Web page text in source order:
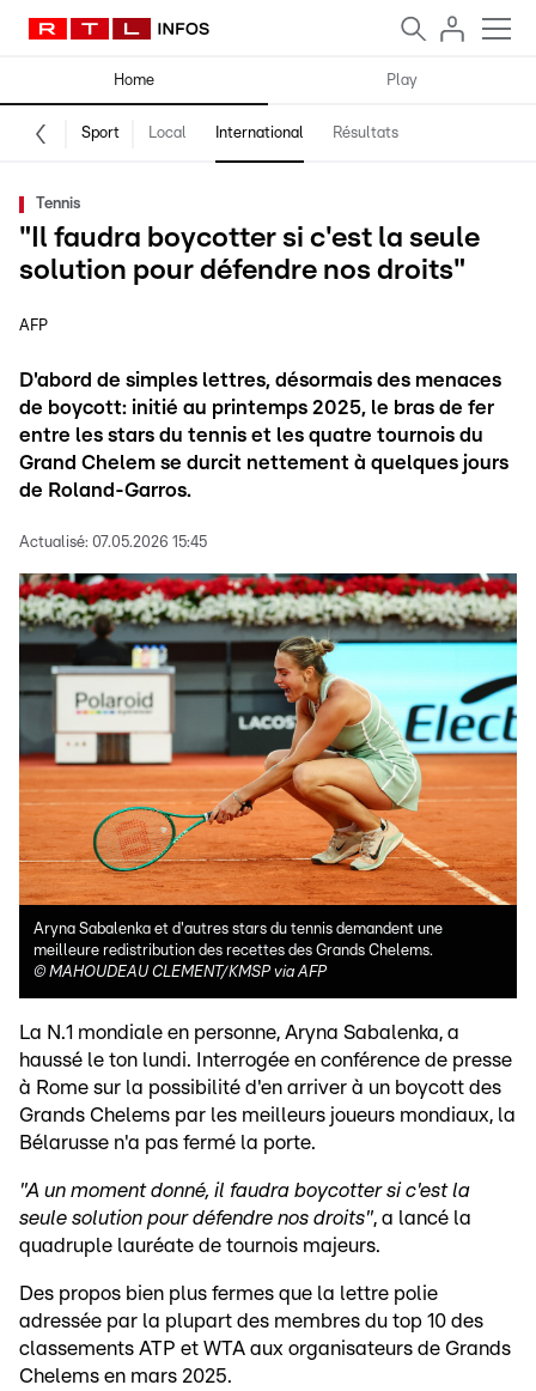
Home Play
Sport Local International Résultats
Tennis
"Il faudra boycotter si c'est la seule
solution pour défendre nos droits"
AFP
D'abord de simples lettres, désormais des menaces
de boycott: initié au printemps 2025, le bras de fer
entre les stars du tennis et les quatre tournois du
Grand Chelem se durcit nettement à quelques jours
de Roland-Garros.
Actualisé: 07.05.2026 15:45
Aryna Sabalenka et d'autres stars du tennis demandent une
meilleure redistribution des recettes des Grands Chelems.
© MAHOUDEAU CLEMENT/KMSP via AFP
La N.1 mondiale en personne, Aryna Sabalenka, a
haussé le ton lundi. Interrogée en conférence de presse
à Rome sur la possibilité d'en arriver à un boycott des
Grands Chelems par les meilleurs joueurs mondiaux, la
Bélarusse n'a pas fermé la porte.
"A un moment donné, il faudra boycotter si c'est la
seule solution pour défendre nos droits", a lancé la
quadruple lauréate de tournois majeurs.
Des propos bien plus fermes que la lettre polie
adressée par la plupart des membres du top 10 des
classements ATP et WTA aux organisateurs de Grands
Chelems en mars 2025.